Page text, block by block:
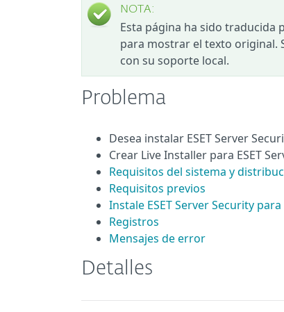
NOTA:
Esta página ha sido traducida
para mostrar el texto original.
con su soporte local.
Problema
Desea instalar ESET Server
Crear Live Installer para ESET
Requisitos del sistema y
Requisitos previos
Instale ESET Server Security
Registros
Mensajes de error
Detalles